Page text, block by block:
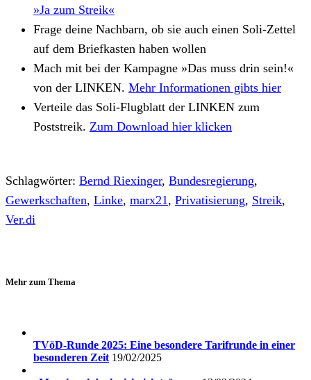
»Ja zum Streik«
Frage deine Nachbarn, ob sie auch einen Soli-Zettel
auf dem Briefkasten haben wollen
Mach mit bei der Kampagne »Das muss drin sein!«
von der LINKEN. Mehr Informationen gibts hier
Verteile das Soli-Flugblatt der LINKEN zum
Poststreik. Zum Download hier klicken
Schlagwörter: Bernd Riexinger, Bundesregierung,
Gewerkschaften, Linke, marx21, Privatisierung, Streik,
Ver.di
Mehr zum Thema
TVöD-Runde 2025: Eine besondere Tarifrunde in einer
besonderen Zeit 19/02/2025